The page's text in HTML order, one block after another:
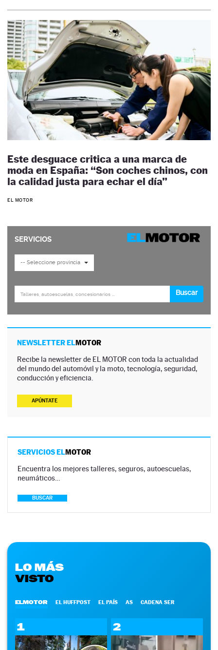
Este desguace critica a una marca de
moda en España: “Son coches chinos, con
la calidad justa para echar el día”
EL MOTOR
NEWSLETTER ELMOTOR
Recibe la newsletter de EL MOTOR con toda la actualidad
del mundo del automóvil y la moto, tecnología, seguridad,
conducción y eficiencia.
APÚNTATE
SERVICIOS ELMOTOR
Encuentra los mejores talleres, seguros, autoescuelas,
neumáticos…
BUSCAR
LO MÁS
VISTO
ELMOTOR EL HUFFPOST EL PAÍS AS CADENA SER
1 2